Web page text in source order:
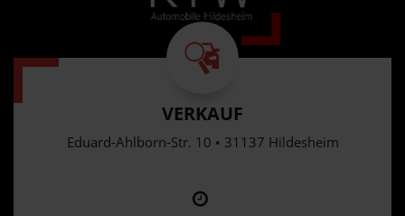
VERKAUF
Eduard-Ahlborn-Str. 10 • 31137 Hildesheim